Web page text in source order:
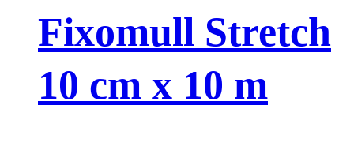
Fixomull Stretch
10 cm x 10 m